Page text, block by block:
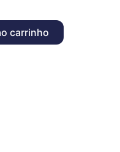
carrinho